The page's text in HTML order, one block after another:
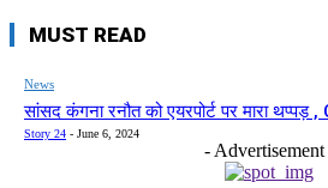
MUST READ
News
सांसद कंगना रनौत को एयरपोर्ट पर मारा
Story 24 - June 6, 2024
- Advertisement